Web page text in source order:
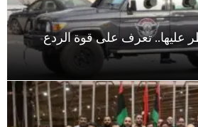
عليها.. تعرف على قوة الردع